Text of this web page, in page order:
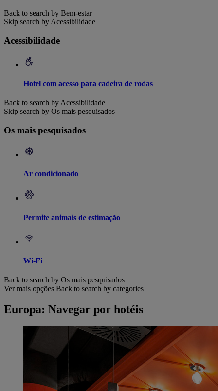
Back to search by Bem-estar
Skip search by Acessibilidade
Acessibilidade
Hotel com acesso para cadeira de rodas
Back to search by Acessibilidade
Skip search by Os mais pesquisados
Os mais pesquisados
Ar condicionado
Permite animais de estimação
Wi-Fi
Back to search by Os mais pesquisados
Ver mais opções Back to search by categories
Europa: Navegar por hotéis